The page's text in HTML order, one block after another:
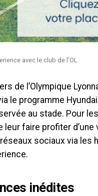
avec le club de l’OL
de l’Olympique
le programme
au stade. Pour
faire profiter
sociaux via les
inédites